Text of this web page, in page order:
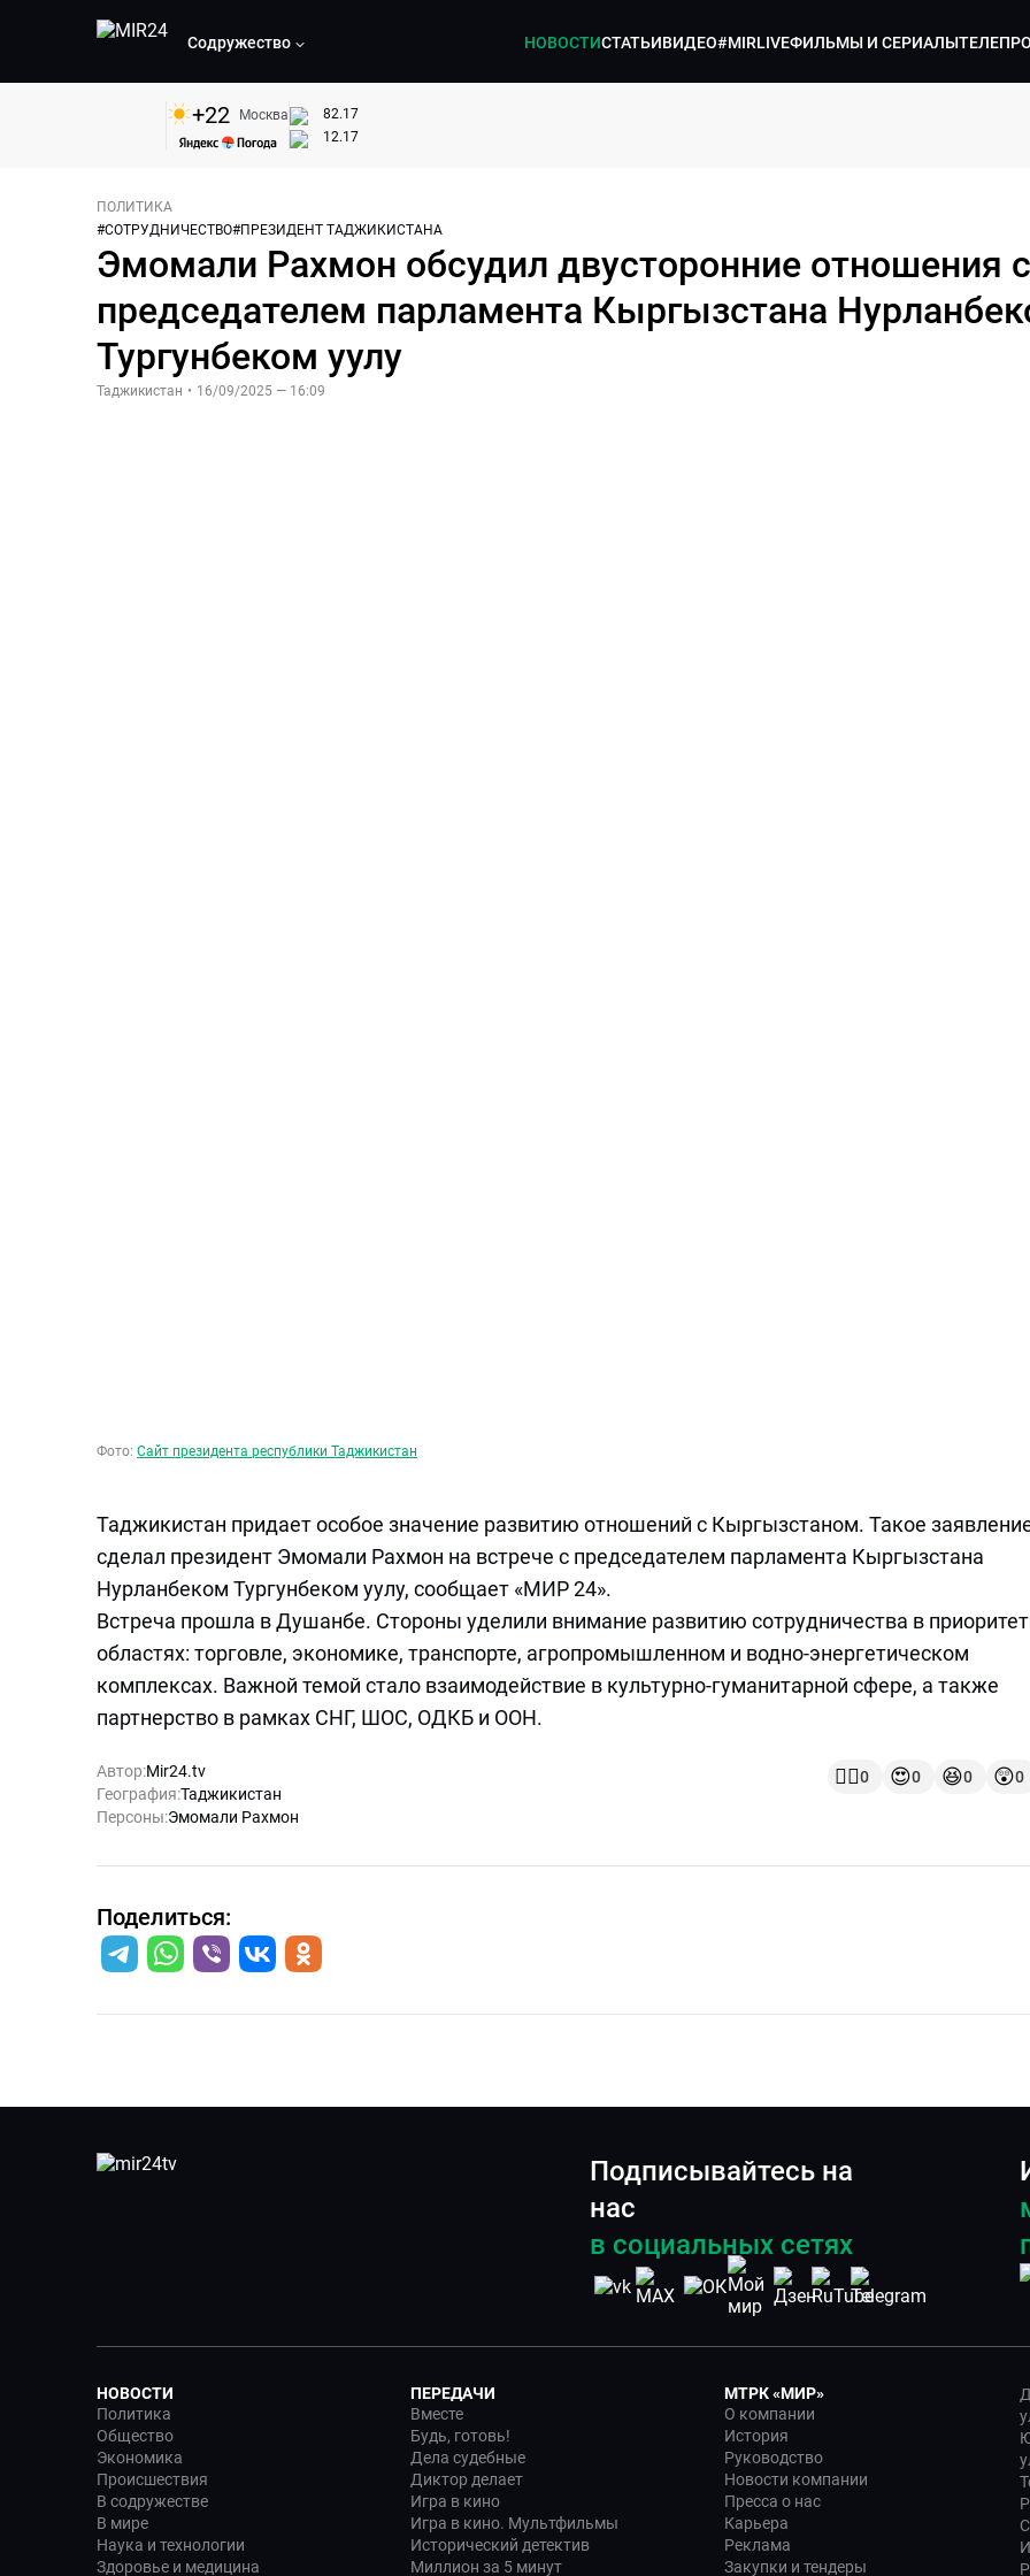
Содружество НОВОСТИСТАТЬИВИДЕО#MIRLIVEФИЛЬМЫ И СЕРИАЛЫ
+22 Москва
82.17
12.17
ПОЛИТИКА
#СОТРУДНИЧЕСТВО#ПРЕЗИДЕНТ ТАДЖИКИСТАНА
Эмомали Рахмон обсудил двусторонние отношения с
председателем парламента Кыргызстана
Тургунбеком уулу
Таджикистан • 16/09/2025 — 16:09
Фото: Сайт президента республики Таджикистан
Таджикистан придает особое значение развитию отношений с Кыргызстаном. Такое
сделал президент Эмомали Рахмон на встрече с председателем парламента Кыргызстана
Нурланбеком Тургунбеком уулу, сообщает «МИР 24».
Встреча прошла в Душанбе. Стороны уделили внимание развитию сотрудничества в
областях: торговле, экономике, транспорте, агропромышленном и водно-энергетическом
комплексах. Важной темой стало взаимодействие в культурно-гуманитарной сфере, а также
партнерство в рамках СНГ, ШОС, ОДКБ и ООН.
Автор:Mir24.tv
География:Таджикистан
Персоны:Эмомали Рахмон
👍🏻0 😍0 😆0 😲0
Поделиться:
Подписывайтесь на
нас
в социальных сетях
НОВОСТИ
Политика
Общество
Экономика
Происшествия
В содружестве
В мире
Наука и технологии
Здоровье и медицина
ПЕРЕДАЧИ
Вместе
Будь, готовь!
Дела судебные
Диктор делает
Игра в кино
Игра в кино. Мультфильмы
Исторический детектив
Миллион за 5 минут
МТРК «МИР»
О компании
История
Руководство
Новости компании
Пресса о нас
Карьера
Реклама
Закупки и тендеры